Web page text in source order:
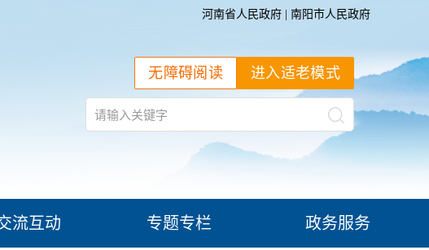
河南省人民政府 南阳市人民政府
进入适老模式
无障碍阅读
流互动 专题专栏 政务服务